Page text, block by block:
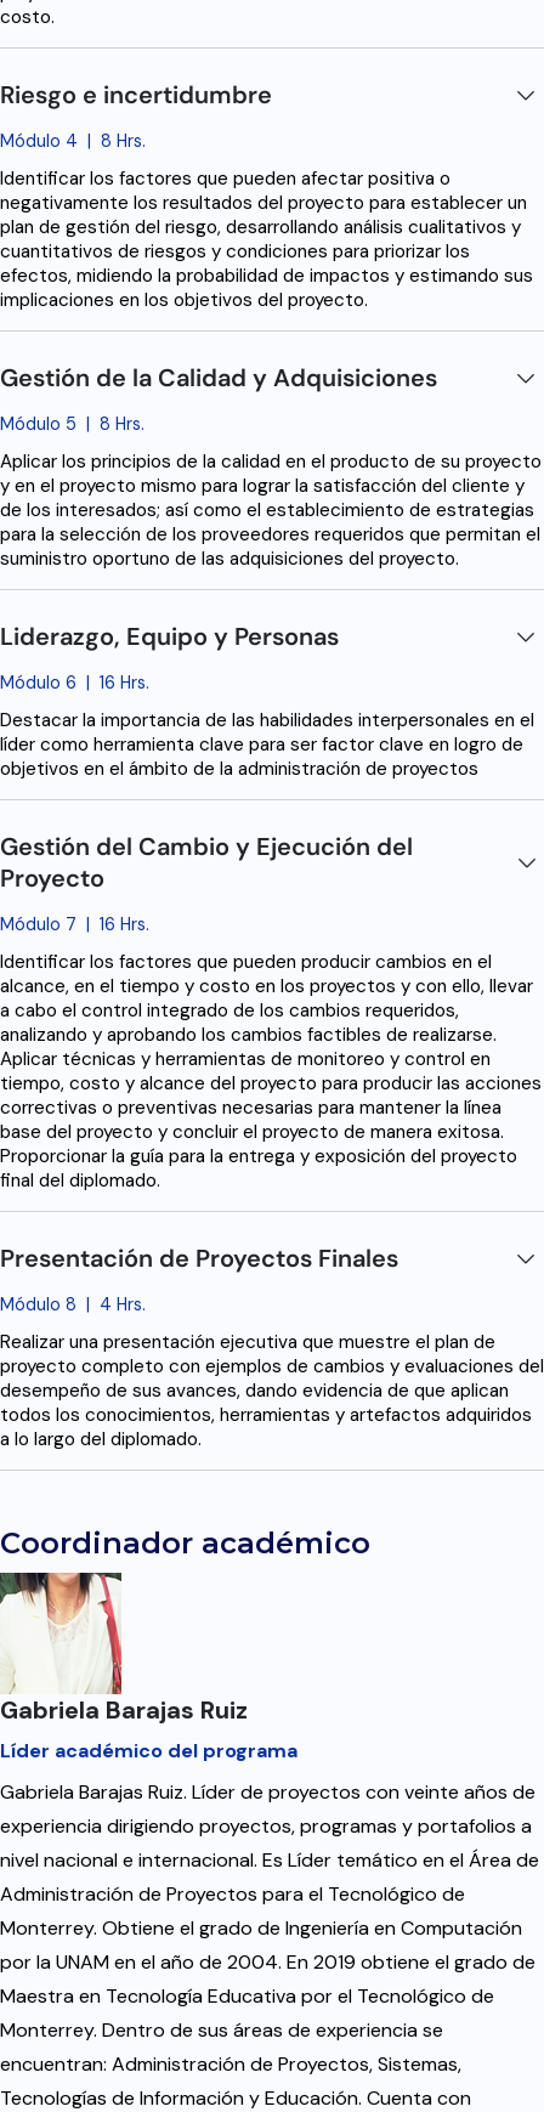
costo.
Riesgo e incertidumbre
Módulo 4 | 8 Hrs.
Identificar los factores que pueden afectar positiva o
negativamente los resultados del proyecto para establecer un
plan de gestión del riesgo, desarrollando análisis cualitativos y
cuantitativos de riesgos y condiciones para priorizar los
efectos, midiendo la probabilidad de impactos y estimando sus
implicaciones en los objetivos del proyecto.
Gestión de la Calidad y Adquisiciones
Módulo 5 | 8 Hrs.
Aplicar los principios de la calidad en el producto de su proyecto
y en el proyecto mismo para lograr la satisfacción del cliente y
de los interesados; así como el establecimiento de estrategias
para la selección de los proveedores requeridos que permitan el
suministro oportuno de las adquisiciones del proyecto.
Liderazgo, Equipo y Personas
Módulo 6 | 16 Hrs.
Destacar la importancia de las habilidades interpersonales en el
líder como herramienta clave para ser factor clave en logro de
objetivos en el ámbito de la administración de proyectos
Gestión del Cambio y Ejecución del
Proyecto
Módulo 7 | 16 Hrs.
Identificar los factores que pueden producir cambios en el
alcance, en el tiempo y costo en los proyectos y con ello, llevar
a cabo el control integrado de los cambios requeridos,
analizando y aprobando los cambios factibles de realizarse.
Aplicar técnicas y herramientas de monitoreo y control en
tiempo, costo y alcance del proyecto para producir las acciones
correctivas o preventivas necesarias para mantener la línea
base del proyecto y concluir el proyecto de manera exitosa.
Proporcionar la guía para la entrega y exposición del proyecto
final del diplomado.
Presentación de Proyectos Finales
Módulo 8 | 4 Hrs.
Realizar una presentación ejecutiva que muestre el plan de
proyecto completo con ejemplos de cambios y evaluaciones del
desempeño de sus avances, dando evidencia de que aplican
todos los conocimientos, herramientas y artefactos adquiridos
a lo largo del diplomado.
Coordinador académico
Gabriela Barajas Ruiz
Líder académico del programa
Gabriela Barajas Ruiz. Líder de proyectos con veinte años de
experiencia dirigiendo proyectos, programas y portafolios a
nivel nacional e internacional. Es Líder temático en el Área de
Administración de Proyectos para el Tecnológico de
Monterrey. Obtiene el grado de Ingeniería en Computación
por la UNAM en el año de 2004. En 2019 obtiene el grado de
Maestra en Tecnología Educativa por el Tecnológico de
Monterrey. Dentro de sus áreas de experiencia se
encuentran: Administración de Proyectos, Sistemas,
Tecnologías de Información y Educación. Cuenta con